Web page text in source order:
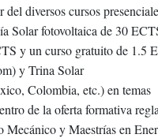
diversos cursos
Solar fotovoltaica de 30
y un curso gratuito de 1.5
y Trina Solar
Colombia, etc.) en temas
de la oferta formativa
Mecánico y Maestrías en